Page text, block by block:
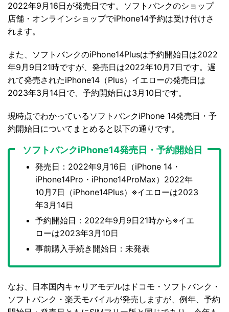
2022年9月16日が発売日です。ソフトバンクのショップ
店舗・オンラインショップでiPhone14予約は受け付けさ
れます。
また、ソフトバンクのiPhone14Plusは予約開始日は2022
年9月9日21時ですが、発売日は2022年10月7日です。遅
れて発売されたiPhone14（Plus）イエローの発売日は
2023年3月14日で、予約開始日は3月10日です。
現時点でわかっているソフトバンクiPhone 14発売日・予
約開始日についてまとめると以下の通りです。
ソフトバンクiPhone14発売日・予約開始日
発売日：2022年9月16日（iPhone 14・
iPhone14Pro・iPhone14ProMax）2022年
10月7日（iPhone14Plus）※イエローは2023
年3月14日
予約開始日：2022年9月9日21時から※イエ
ローは2023年3月10日
事前購入手続き開始日：未発表
なお、日本国内キャリアモデルはドコモ・ソフトバンク・
ソフトバンク・楽天モバイルが発売しますが、例年、予約